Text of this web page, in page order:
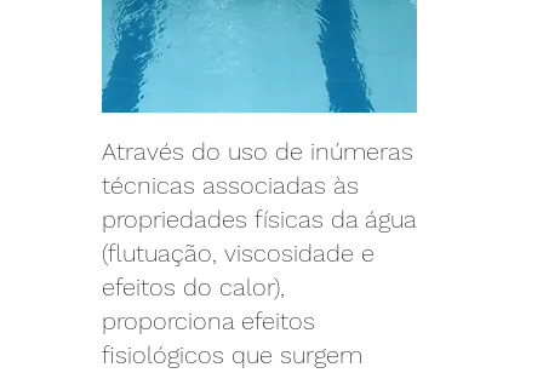
Através do uso de inúmeras
técnicas associadas às
propriedades físicas da água
(flutuação, viscosidade e
efeitos do calor),
proporciona efeitos
fisiológicos que surgem